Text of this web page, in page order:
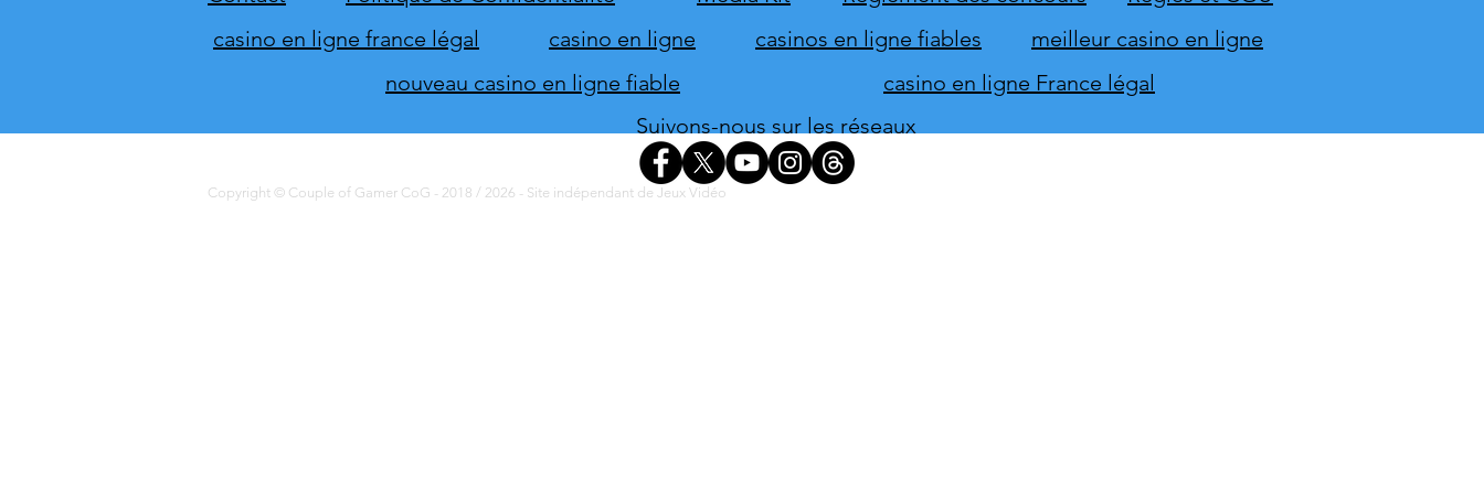
casino en ligne france légal
meilleur casino en ligne
casino en ligne
casinos en ligne fiables
nouveau casino en ligne fiable
casino en ligne France légal
Suivons-nous sur les réseaux
Copyright © Couple of Gamer CoG - 2018 / 2026 - Site indépendant de Jeux Vidéo